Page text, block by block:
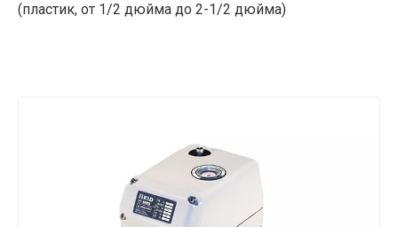
(пластик, от 1/2 дюйма до 2-1/2 дюйма)